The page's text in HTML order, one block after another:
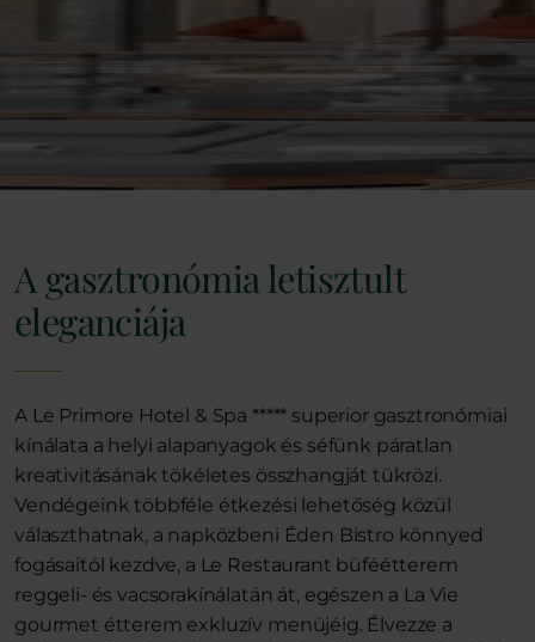
A gasztronómia letisztult
eleganciája
A Le Primore Hotel & Spa ***** superior gasztronómiai
kínálata a helyi alapanyagok és séfünk páratlan
kreativitásának tökéletes összhangját tükrözi.
Vendégeink többféle étkezési lehetőség közül
választhatnak, a napközbeni Éden Bistro könnyed
fogásaitól kezdve, a Le Restaurant büféétterem
reggeli- és vacsorakínálatán át, egészen a La Vie
gourmet étterem exkluzív menüjéig. Élvezze a